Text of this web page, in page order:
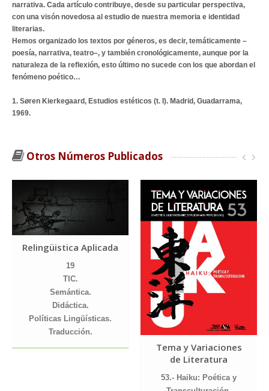
narrativa. Cada artículo contribuye, desde su particular perspectiva,
con una visón novedosa al estudio de nuestra memoria e identidad
literarias.
Hemos organizado los textos por géneros, es decir, temáticamente –
poesía, narrativa, teatro–, y también cronológicamente, aunque por la
naturaleza de la reflexión, esto último no sucede con los que abordan el
fenómeno poético…
1. Søren Kierkegaard, Estudios estéticos (t. I). Madrid, Guadarrama,
1969.
Otros Números Publicados
Relingüistica Aplicada
19
TIC.
Semántica.
Didáctica.
Políticas Lingüísticas.
Traducción.
Tema y Variaciones
de Literatura
53.- Haiku: Poética y